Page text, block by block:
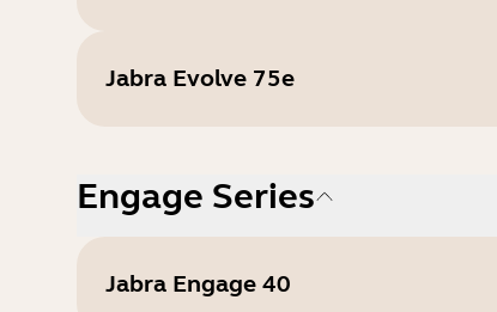
Jabra Evolve 75e
Engage Series
Jabra Engage 40